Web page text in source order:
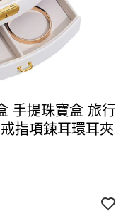
手提珠寶盒 旅行
指項鍊耳環耳夾